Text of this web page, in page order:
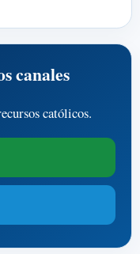
canales
católicos.